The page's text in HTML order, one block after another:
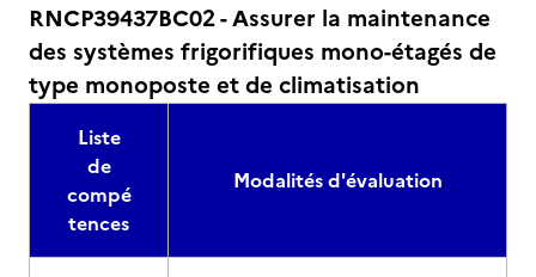
RNCP39437BC02 - Assurer la maintenance
des systèmes frigorifiques mono-étagés de
type monoposte et de climatisation
Liste
de
compé
tences
Modalités d'évaluation